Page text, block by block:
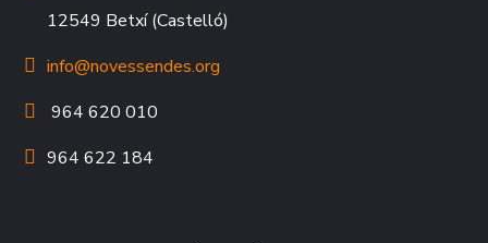
12549 Betxí (Castelló)
info@novessendes.org
964 620 010
964 622 184